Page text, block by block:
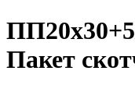
Пакет